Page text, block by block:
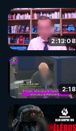
2:13:08
2:18